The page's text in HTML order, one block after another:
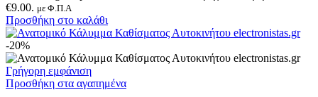
€9.00. με Φ.Π.Α
Προσθήκη στο καλάθι
-20%
Γρήγορη εμφάνιση
Προσθήκη στα αγαπημένα